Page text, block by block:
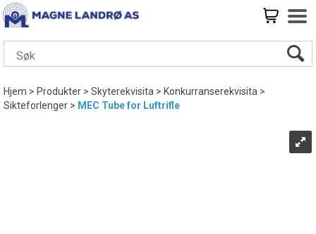
Hjem>Produkter>Skyterekvisita>Konkurranserekvisita>
Sikteforlenger> MEC Tube for Luftrifle